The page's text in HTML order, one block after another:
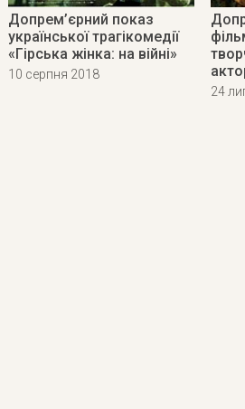
Допрем’єрний показ
української трагікомедії
«Гірська жінка: на війні»
10 серпня 2018
24